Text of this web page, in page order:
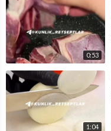
0:53
1:04